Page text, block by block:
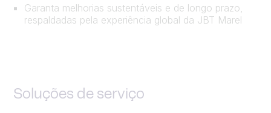
Garanta melhorias sustentáveis e de longo prazo,
respaldadas pela experiência global da JBT Marel
Soluções de serviço